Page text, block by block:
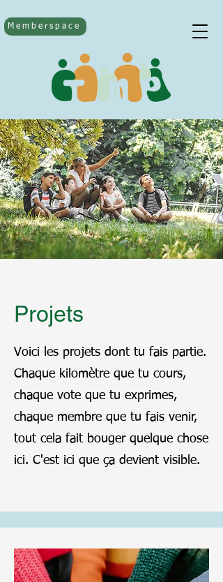
Memberspace
Projets
Voici les projets dont tu fais partie.
Chaque kilomètre que tu cours,
chaque vote que tu exprimes,
chaque membre que tu fais venir,
tout cela fait bouger quelque chose
ici. C'est ici que ça devient visible.